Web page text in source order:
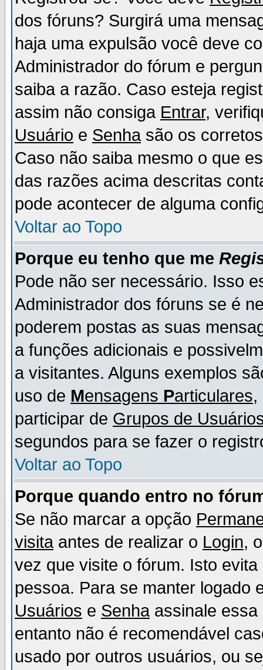
dos fóruns? Surgirá uma
haja uma expulsão você deve
Administrador do fórum e
saiba a razão. Caso esteja
assim não consiga Entrar,
Usuário e Senhasão os
Caso não saiba mesmo o que
das razões acima descritas
pode acontecer de alguma
Voltar ao Topo
Porque eu tenho que me
Pode não ser necessário. Isso
Administrador dos fóruns se é
poderem postas as suas
a funções adicionais e
a visitantes. Alguns exemplos
uso de Mensagens Particulares,
participar de Grupos de
segundos para se fazer o
Voltar ao Topo
Porque quando entro no
Se não marcar a opção
visitaantes de realizar o Login,
vez que visite o fórum. Isto
pessoa. Para se manter
Usuários e Senhaassinale essa
entanto não é recomendável
usado por outros usuários, ou